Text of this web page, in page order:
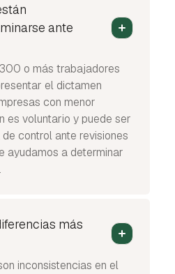
ante
o más trabajadores
el dictamen
con menor
es voluntario y puede ser
control ante revisiones
ayudamos a determinar
más
inconsistencias en el